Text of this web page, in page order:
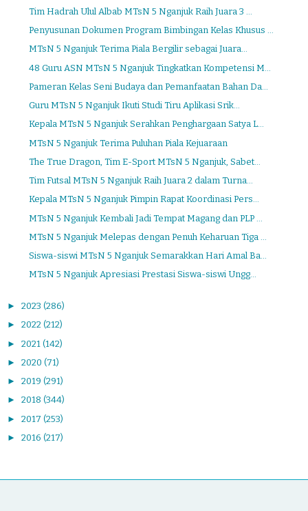
Tim Hadrah Ulul Albab MTsN 5 Nganjuk Raih Juara 3 ...
Penyusunan Dokumen Program Bimbingan Kelas Khusus ...
MTsN 5 Nganjuk Terima Piala Bergilir sebagai Juara...
48 Guru ASN MTsN 5 Nganjuk Tingkatkan Kompetensi M...
Pameran Kelas Seni Budaya dan Pemanfaatan Bahan Da...
Guru MTsN 5 Nganjuk Ikuti Studi Tiru Aplikasi Srik...
Kepala MTsN 5 Nganjuk Serahkan Penghargaan Satya L...
MTsN 5 Nganjuk Terima Puluhan Piala Kejuaraan
The True Dragon, Tim E-Sport MTsN 5 Nganjuk, Sabet...
Tim Futsal MTsN 5 Nganjuk Raih Juara 2 dalam Turna...
Kepala MTsN 5 Nganjuk Pimpin Rapat Koordinasi Pers...
MTsN 5 Nganjuk Kembali Jadi Tempat Magang dan PLP ...
MTsN 5 Nganjuk Melepas dengan Penuh Keharuan Tiga ...
Siswa-siswi MTsN 5 Nganjuk Semarakkan Hari Amal Ba...
MTsN 5 Nganjuk Apresiasi Prestasi Siswa-siswi Ungg...
► 2023 (286)
► 2022 (212)
► 2021 (142)
► 2020 (71)
► 2019 (291)
► 2018 (344)
► 2017 (253)
► 2016 (217)